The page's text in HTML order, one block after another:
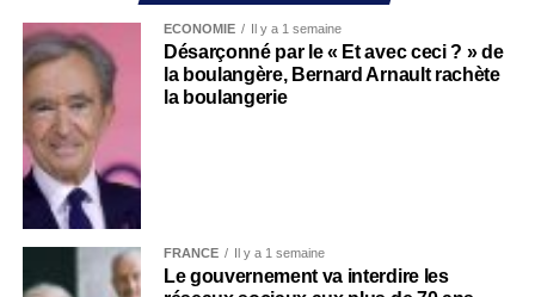
ECONOMIE Il y a 1 semaine
Désarçonné par le « Et avec ceci ? » de
la boulangère, Bernard Arnault rachète
la boulangerie
FRANCE Il y a 1 semaine
Le gouvernement va interdire les